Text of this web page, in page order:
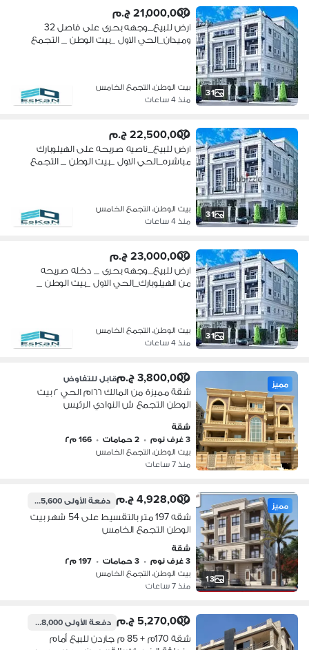
31
21,000,000 ج.م
ارض للبيع_وجهه بحرى على فاصل 32
وميدان_الحي الاول _بيت الوطن _ التجمع
بيت الوطن، التجمع الخامس
منذ 4 ساعات
31
22,500,000 ج.م
ارض للبيع_ناصيه صريحه على الهيلوبارك
مباشره_الحي الاول _بيت الوطن _ التجمع
بيت الوطن، التجمع الخامس
منذ 4 ساعات
31
23,000,000 ج.م
ارض للبيع_وجهه بحرى _ دخله صريحه
من الهيلوبارك_الحي الاول _بيت الوطن _
بيت الوطن، التجمع الخامس
منذ 4 ساعات
مميز 3,800,000 ج.م قابل للتفاوض
شقة مميزة من المالك ١٦٦م الحي ٢ بيت
الوطن التجمع ش النوادي الرئيس
شقة
3 غرف نوم
• 2 حمامات • 166 م٢
بيت الوطن، التجمع الخامس
منذ 7 ساعات
13
مميز 4,928,000 ج.م دفعة الأولى985,600 ج.م
شقه 197 متر بالتقسيط على 54 شهر بيت
الوطن التجمع الخامس
شقة
3 غرف نوم
• 3 حمامات • 197 م٢
بيت الوطن، التجمع الخامس
منذ 7 ساعات
5,270,000 ج.م دفعة الأولى2,108,000 ج.م
شقة 170م + 85 م جاردن للبيع أمام